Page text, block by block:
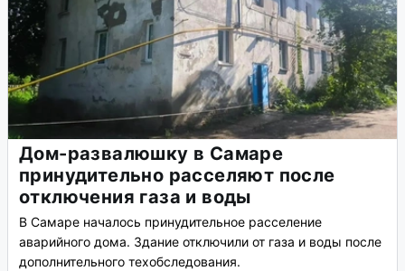
Дом-развалюшку в Самаре
принудительно расселяют после
отключения газа и воды
В Самаре началось принудительное расселение
аварийного дома. Здание отключили от газа и воды после
дополнительного техобследования.